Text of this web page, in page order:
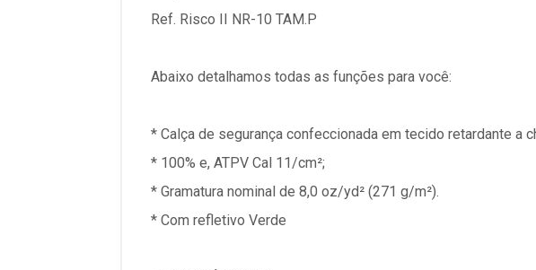
Ref. Risco II NR-10 TAM.P
Abaixo detalhamos todas as funções para você:
* Calça de segurança confeccionada em tecido retardante a
* 100% e, ATPV Cal 11/cm²;
* Gramatura nominal de 8,0 oz/yd² (271 g/m²).
* Com refletivo Verde